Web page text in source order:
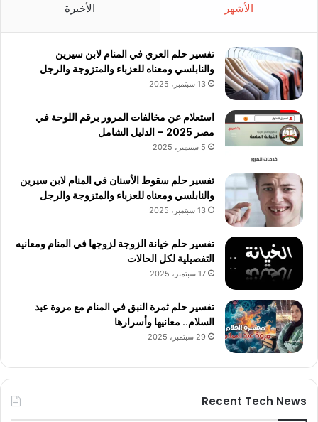
الأشهر الأخيرة
تفسير حلم العري في المنام لابن سيرين
والنابلسي ومعناه للعزباء والمتزوجة والرجل
13 سبتمبر، 2025
استعلام عن مخالفات المرور برقم اللوحة في
مصر 2025 – الدليل الشامل
5 سبتمبر، 2025
تفسير حلم سقوط الأسنان في المنام لابن سيرين
والنابلسي ومعناه للعزباء والمتزوجة والرجل
13 سبتمبر، 2025
تفسير حلم خيانة الزوجة لزوجها في المنام ومعانيه
التفصيلية لكل الحالات
17 سبتمبر، 2025
تفسير حلم ثمرة النبق في المنام مع مروة عبد
السلام.. معانيها وأسرارها
29 سبتمبر، 2025
Recent Tech News